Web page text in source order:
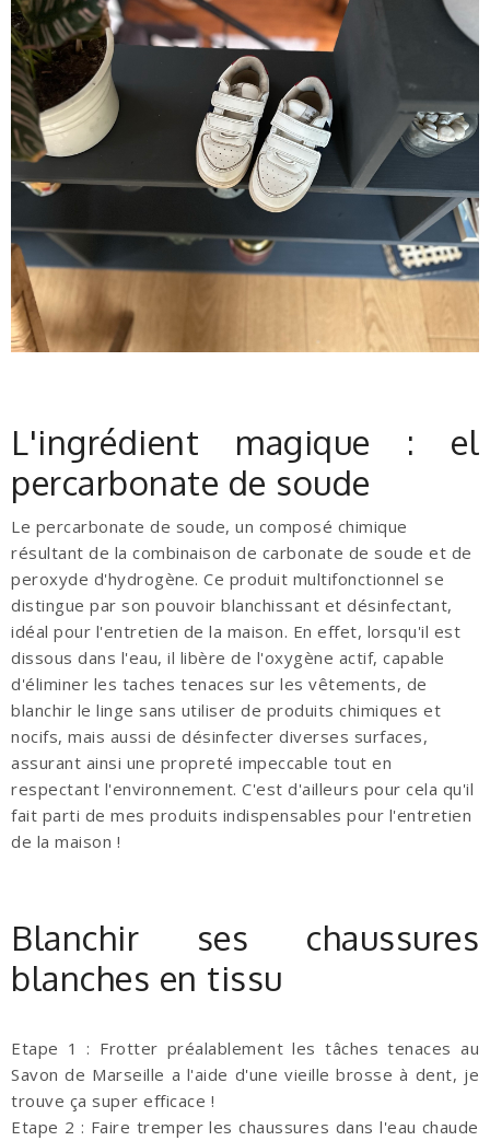
L'ingrédient magique : el
percarbonate de soude
Le percarbonate de soude, un composé chimique
résultant de la combinaison de carbonate de soude et de
peroxyde d'hydrogène. Ce produit multifonctionnel se
distingue par son pouvoir blanchissant et désinfectant,
idéal pour l'entretien de la maison. En effet, lorsqu'il est
dissous dans l'eau, il libère de l'oxygène actif, capable
d'éliminer les taches tenaces sur les vêtements, de
blanchir le linge sans utiliser de produits chimiques et
nocifs, mais aussi de désinfecter diverses surfaces,
assurant ainsi une propreté impeccable tout en
respectant l'environnement. C'est d'ailleurs pour cela qu'il
fait parti de mes produits indispensables pour l'entretien
de la maison !
Blanchir ses chaussures
blanches en tissu
Etape 1 : Frotter préalablement les tâches tenaces au
Savon de Marseille a l'aide d'une vieille brosse à dent, je
trouve ça super efficace !
Etape 2 : Faire tremper les chaussures dans l'eau chaude